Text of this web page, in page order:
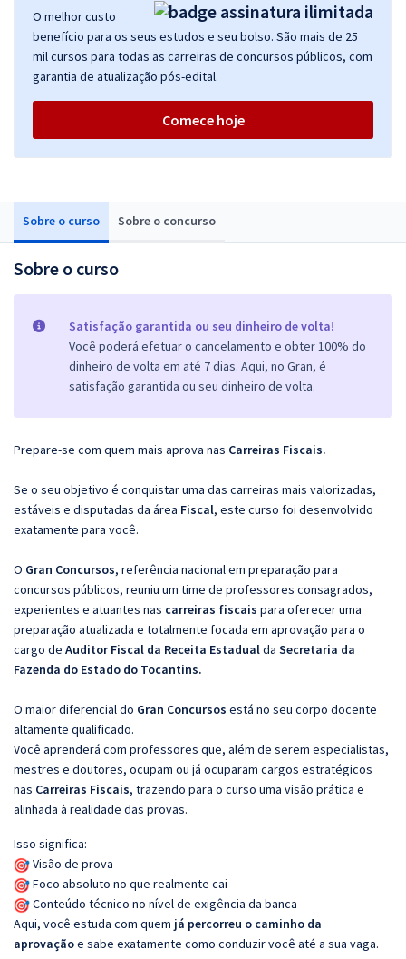
Sobre o curso Sobre o concurso
Sobre o curso
Satisfação garantida ou seu dinheiro de volta!
Você poderá efetuar o cancelamento e obter 100% do
dinheiro de volta em até 7 dias. Aqui, no Gran, é
satisfação garantida ou seu dinheiro de volta.
Prepare-se com quem mais aprova nas Carreiras Fiscais.
Se o seu objetivo é conquistar uma das carreiras mais valorizadas,
estáveis e disputadas da área Fiscal, este curso foi desenvolvido
exatamente para você.
O Gran Concursos, referência nacional em preparação para
concursos públicos, reuniu um time de professores consagrados,
experientes e atuantes nas carreiras fiscais para oferecer uma
preparação atualizada e totalmente focada em aprovação para o
cargo de Auditor Fiscal da Receita Estadualda Secretaria da
Fazenda do Estado do Tocantins.
O maior diferencial do Gran Concursos está no seu corpo docente
altamente qualificado.
Você aprenderá com professores que, além de serem especialistas,
mestres e doutores, ocupam ou já ocuparam cargos estratégicos
nas Carreiras Fiscais, trazendo para o curso uma visão prática e
alinhada à realidade das provas.
Isso significa:
Visão de prova
Foco absoluto no que realmente cai
Conteúdo técnico no nível de exigência da banca
Aqui, você estuda com quem já percorreu o caminho da
aprovaçãoe sabe exatamente como conduzir você até a sua vaga.
O melhor custo
benefício para os seus estudos e seu bolso. São mais de 25
mil cursos para todas as carreiras de concursos públicos, com
garantia de atualização pós-edital.
Comece hoje